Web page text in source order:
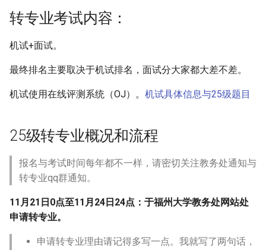
[大二]22-机械->电气工程及其
自动化
自动化
[大一]21-环安->电气工程及其
[大一]21-化学->电气工程及其
自动化
[大二]22-土木->电子科学与技
术
类
[大一]21-外国语->集成电路设
计与集成系统
[大一]21-化工->集成电路设计
与集成系统
[大二]22-物流工程->电信息科
转专业考试内容：
机试+面试。
最终排名主要取决于机试排名，面试分大家都大差不差。
机试使用在线评测系统（OJ）。 机试具体信息与25级题目
25级转专业概况和流程
报名与考试时间每年都不一样，请密切关注教务处通知与
转专业qq群通知。
11月21日0点至11月24日24点：于福州大学教务处网站处
申请转专业。
申请转专业理由请记得多写一点。我就写了两句话，